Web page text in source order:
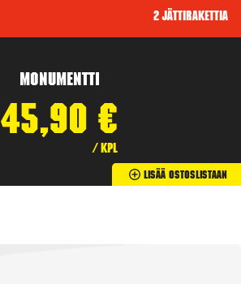
2 jättirakettia
Monumentti
45,90 €
/ kpl
Lisää Ostoslistaan